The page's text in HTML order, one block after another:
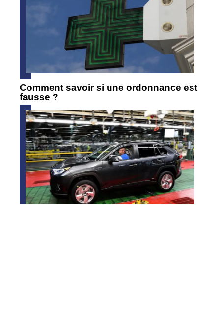
Comment savoir si une ordonnance est
fausse ?